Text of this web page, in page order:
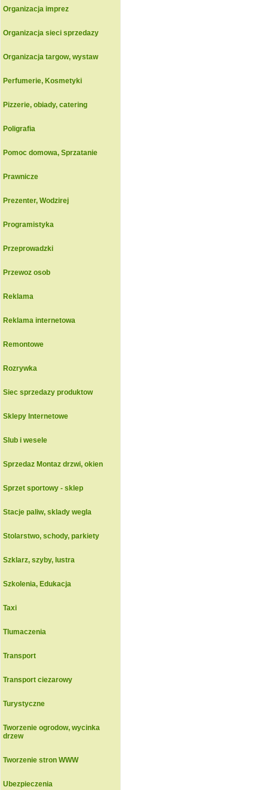
Organizacja imprez
Organizacja sieci sprzedazy
Organizacja targow, wystaw
Perfumerie, Kosmetyki
Pizzerie, obiady, catering
Poligrafia
Pomoc domowa, Sprzatanie
Prawnicze
Prezenter, Wodzirej
Programistyka
Przeprowadzki
Przewoz osob
Reklama
Reklama internetowa
Remontowe
Rozrywka
Siec sprzedazy produktow
Sklepy Internetowe
Slub i wesele
Sprzedaz Montaz drzwi, okien
Sprzet sportowy - sklep
Stacje paliw, sklady wegla
Stolarstwo, schody, parkiety
Szklarz, szyby, lustra
Szkolenia, Edukacja
Taxi
Tlumaczenia
Transport
Transport ciezarowy
Turystyczne
Tworzenie ogrodow, wycinka
drzew
Tworzenie stron WWW
Ubezpieczenia